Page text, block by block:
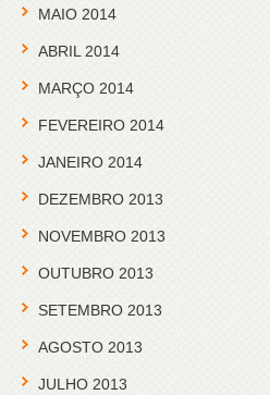
MAIO 2014
ABRIL 2014
MARÇO 2014
FEVEREIRO 2014
JANEIRO 2014
DEZEMBRO 2013
NOVEMBRO 2013
OUTUBRO 2013
SETEMBRO 2013
AGOSTO 2013
JULHO 2013